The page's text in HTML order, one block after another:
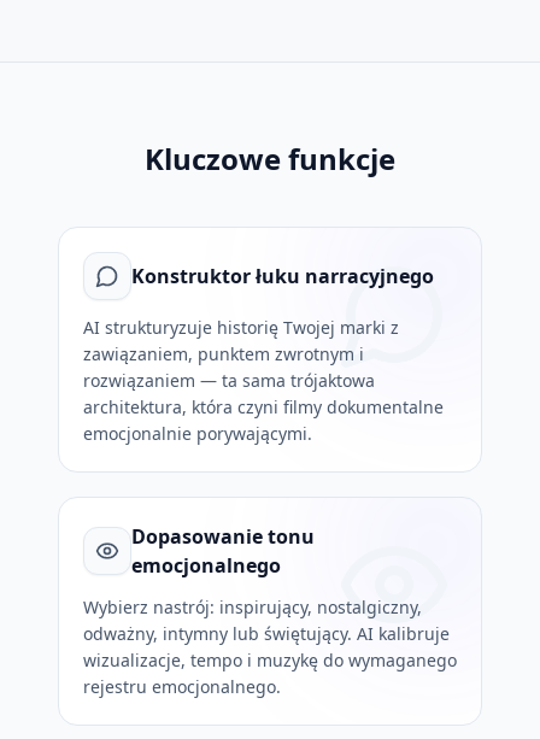
Kluczowe funkcje
Konstruktor łuku narracyjnego
AI strukturyzuje historię Twojej marki z
zawiązaniem, punktem zwrotnym i
rozwiązaniem — ta sama trójaktowa
architektura, która czyni filmy dokumentalne
emocjonalnie porywającymi.
Dopasowanie tonu
emocjonalnego
Wybierz nastrój: inspirujący, nostalgiczny,
odważny, intymny lub świętujący. AI kalibruje
wizualizacje, tempo i muzykę do wymaganego
rejestru emocjonalnego.